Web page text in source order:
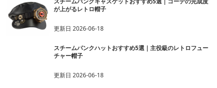
更新日2026-06-18
記事一覧へ